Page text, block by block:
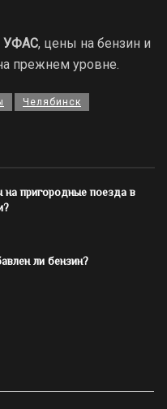
УФАС, цены на бензин и
прежнем уровне.
Челябинск
на пригородные поезда в
ли бензин?